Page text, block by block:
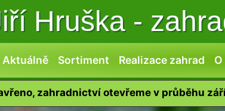
Hruška -
Aktuálně Sortiment Realizace zahrad
zahradnictví otevřeme v průběhu